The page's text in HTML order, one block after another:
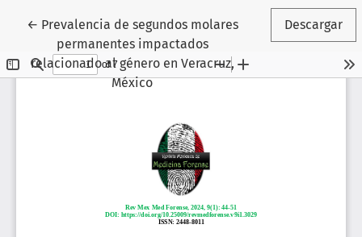
← Volver a los detalles del artículo
Prevalencia de segundos molares
permanentes impactados
relacionado al género en Veracruz,
México
Descargar